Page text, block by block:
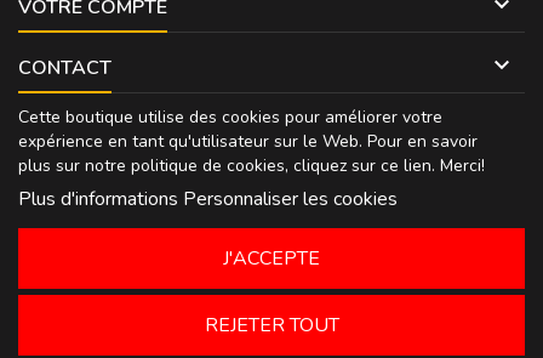
VOTRE COMPTE
CONTACT 
Cette boutique utilise des cookies pour améliorer votre
expérience en tant qu'utilisateur sur le Web. Pour en savoir
plus sur notre politique de cookies, cliquez sur ce lien. Merci!
Plus d'informations Personnaliser les cookies
REJETER TOUT
J'ACCEPTE